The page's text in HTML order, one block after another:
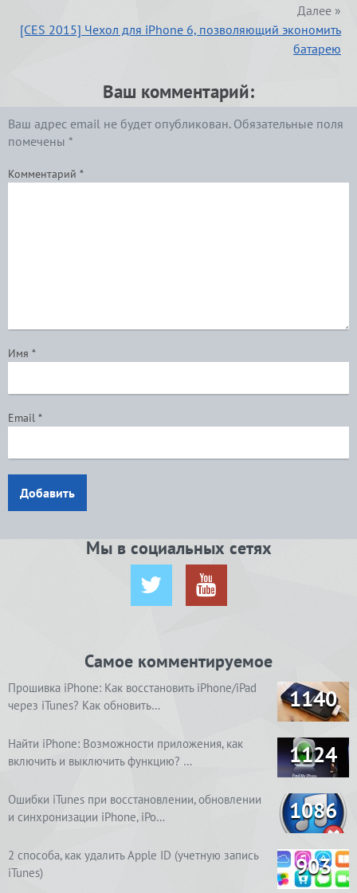
Далее »
[CES 2015] Чехол для iPhone 6, позволяющий экономить
батарею
Ваш комментарий:
Ваш адрес email не будет опубликован. Обязательные поля
помечены *
Комментарий *
Имя *
Email *
Добавить
Мы в социальных сетях
Самое комментируемое
Прошивка iPhone: Как восстановить iPhone/iPad
через iTunes? Как обновить…
1140
Найти iPhone: Возможности приложения, как
включить и выключить функцию? …
1124
Ошибки iTunes при восстановлении, обновлении
и синхронизации iPhone, iPo…
1086
2 способа, как удалить Apple ID (учетную запись
iTunes)
903